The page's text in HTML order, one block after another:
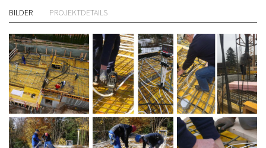
BILDER PROJEKTDETAILS